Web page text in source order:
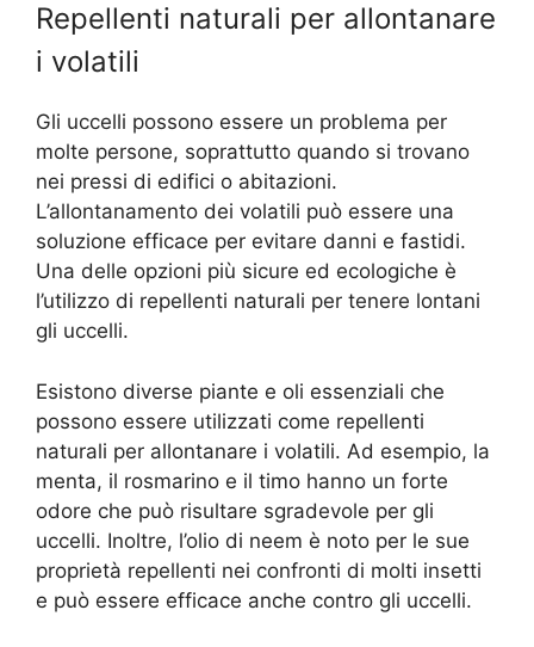
Repellenti naturali per allontanare
i volatili
Gli uccelli possono essere un problema per
molte persone, soprattutto quando si trovano
nei pressi di edifici o abitazioni.
L’allontanamento dei volatili può essere una
soluzione efficace per evitare danni e fastidi.
Una delle opzioni più sicure ed ecologiche è
l’utilizzo di repellenti naturali per tenere lontani
gli uccelli.
Esistono diverse piante e oli essenziali che
possono essere utilizzati come repellenti
naturali per allontanare i volatili. Ad esempio, la
menta, il rosmarino e il timo hanno un forte
odore che può risultare sgradevole per gli
uccelli. Inoltre, l’olio di neem è noto per le sue
proprietà repellenti nei confronti di molti insetti
e può essere efficace anche contro gli uccelli.